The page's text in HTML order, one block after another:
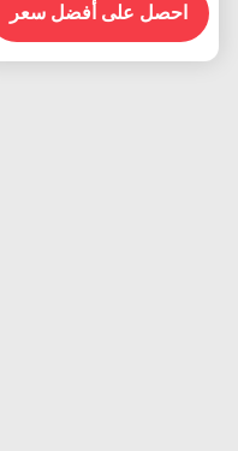
وإسبانيا
احصل على أفضل سعر